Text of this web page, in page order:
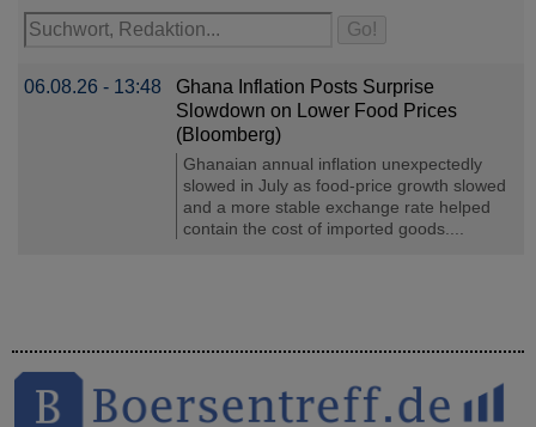
06.08.26 - 13:48
Ghana Inflation Posts Surprise
Slowdown on Lower Food Prices
(Bloomberg)
Ghanaian annual inflation unexpectedly
slowed in July as food-price growth slowed
and a more stable exchange rate helped
contain the cost of imported goods....